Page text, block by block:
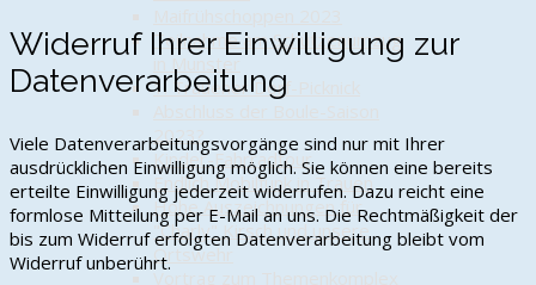
Teilnahme am Schützenumzug
in Munster
1. Trauener Dorf-Picknick
2023?
Kinder-Fahrradtour
Endlich Mobilfunk in Trauen
Hohe Auszeichnungen für
"Charly" Kirsch und unsere
Ortswehr
Widerruf Ihrer Einwilligung zur
Datenverarbeitung
Viele Datenverarbeitungsvorgänge sind nur mit Ihrer
ausdrücklichen Einwilligung möglich. Sie können eine bereits
erteilte Einwilligung jederzeit widerrufen. Dazu reicht eine
formlose Mitteilung per E-Mail an uns. Die Rechtmäßigkeit der
bis zum Widerruf erfolgten Datenverarbeitung bleibt vom
Widerruf unberührt.